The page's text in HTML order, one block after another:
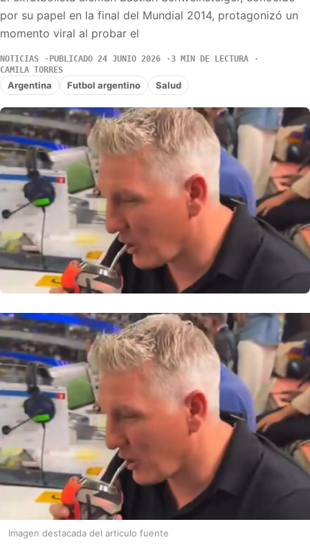
por su papel en la final del Mundial 2014, protagonizó un
momento viral al probar el
NOTICIAS PUBLICADO 24 JUNIO 2026
3 MIN DE LECTURA
CAMILA TORRES
Argentina Futbol argentino Salud
Imagen destacada del articulo fuente